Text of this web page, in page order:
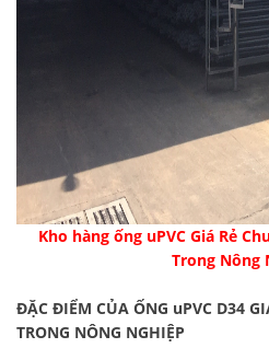
Kho hàng ống uPVC Giá Rẻ
Trong Nông
ĐẶC ĐIỂM CỦA ỐNG uPVC D34
TRONG NÔNG NGHIỆP